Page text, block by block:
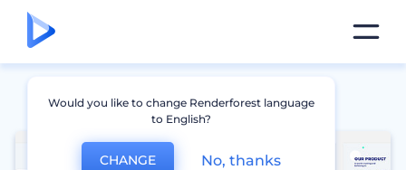
Would you like to change Renderforest language
to English?
CHANGE No, thanks